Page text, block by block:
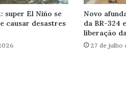
super El Niño se
causar desastres
Novo
da BR-324
liberação
27 de julho